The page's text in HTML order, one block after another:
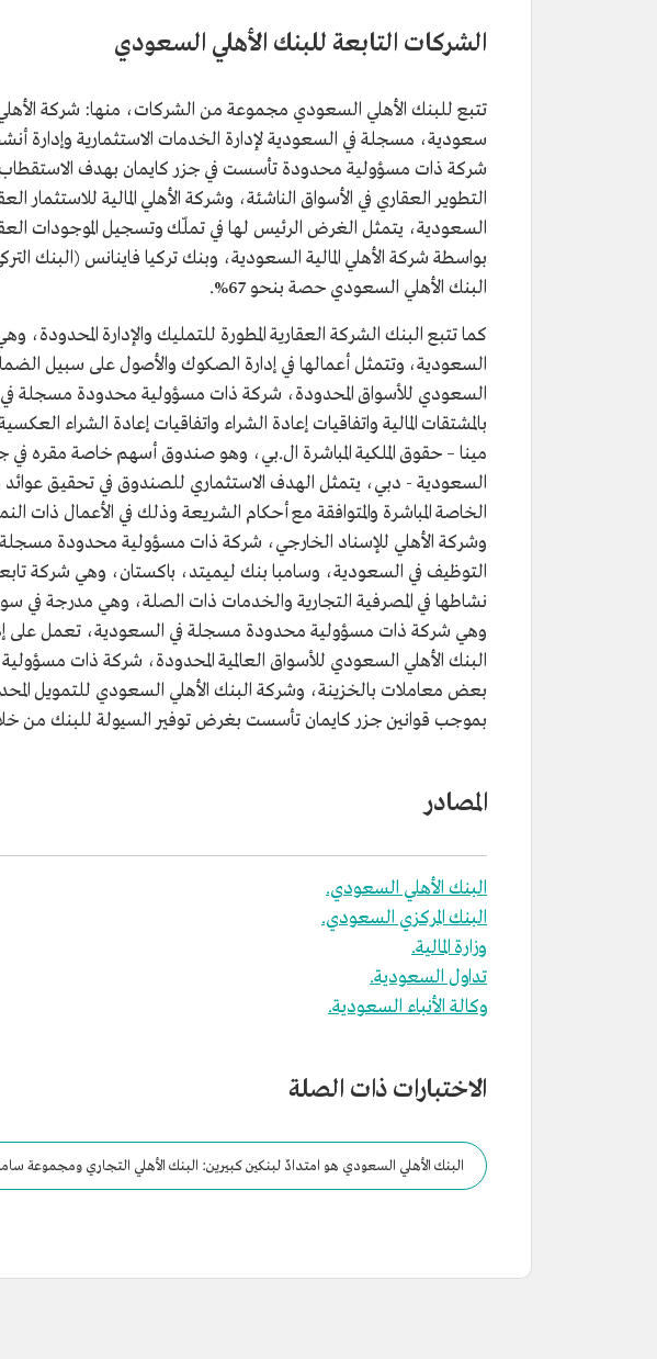
الشركات التابعة للبنك الأهلي السعودي
تتبع للبنك الأهلي السعودي مجموعة من الشركات، منها: شركة الأهلي
سعودية، مسجلة في السعودية لإدارة الخدمات الاستثمارية وإدارة
شركة ذات مسؤولية محدودة تأسست في جزر كايمان بهدف الاستقطاب
التطوير العقاري في الأسواق الناشئة، وشركة الأه​لي المالية
السعودية، يتمثل الغرض الرئيس لها في تملّك وتسجيل الموجودات
بواسطة شركة الأهلي المالية السعودية، وبنك تركيا فاينانس (البنك
البنك الأهلي السعودي حصة بنحو 67%.
كما تتبع البنك الشركة العقارية المطورة للتمليك والإدارة
السعودية، وتتمثل أعمالها في إدارة الصكوك والأصول على سبيل
السعودي للأسواق المحدودة، شركة ذات مسؤولية محدودة مسجلة في
بالمشتقات المالية واتفاقيات إعادة الشراء واتفاقيات إعادة الشراء
مينا – حقوق الملكية المباشرة ال.بي، وهو صندوق أسهم خاصة مقره في
السعودية - دبي، يتمثل الهدف الاستثماري للصندوق في تحقيق عوائد
الخاصة المباشرة والمتوافقة مع أحكام الشريعة وذلك في الأعمال ذات
وشركة الأهلي للإسناد الخارجي، شركة ذات مسؤولية محدودة
التوظيف في السعودية، وسامبا بنك ليميتد، باكستان، وهي شركة
نشاطها في المصرفية التجارية والخدمات ذات الصلة، وهي مدرجة في
وهي شركة ذات مسؤولية محدودة مسجلة في السعودية، تعمل على
البنك الأهلي السعودي للأسواق العالمية المحدودة، شركة ذات
بعض معاملات بالخزينة، وشركة البنك الأهلي السعودي للتمويل
بموجب قوانين جزر كايمان تأسست بغرض توفير السيولة للبنك من
المصادر
البنك الأهلي السعودي.
البنك المركزي السعودي.
وزارة المالية.
تداول السعودية.
وكالة الأنباء السعودية.
الاختبارات ذات الصلة
البنك الأهلي السعودي هو امتدادٌ لبنكين كبيرين: البنك الأهلي التجاري ومجموعة سامبا